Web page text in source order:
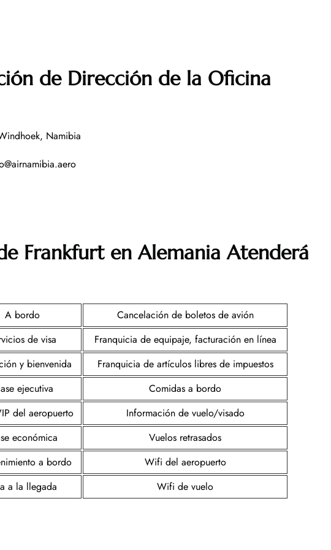
de Dirección de la Oficina
Namibia
Frankfurt en AlemaniaAtenderá
A bordo
Cancelación de boletos de avión
de visa
Franquicia de equipaje, facturación en línea
y bienvenida
Franquicia de artículos libres de impuestos
ejecutiva
Comidas a bordo
del aeropuerto
Información de vuelo/visado
económica
Vuelos retrasados
a bordo
Wifi del aeropuerto
a la llegada Wifi de vuelo